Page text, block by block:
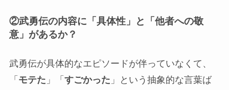
②武勇伝の内容に「具体性」と「他者への敬
意」があるか？
武勇伝が具体的なエピソードが伴っていなくて、
「 モテた 」「 すごかった 」という抽象的な言葉ば